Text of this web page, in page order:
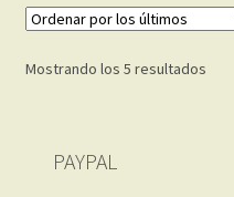
Mostrando los 5 resultados
PAYPAL